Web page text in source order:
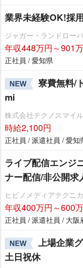
業界未経験OK!採
ジャガー・ランドロー
年収448万円～901
正社員 / 愛知県
NEW
寮費無料/
mi
株式会社テクノスマイル
時給2,100円
正社員 / 派遣社員 / 愛知
ライブ配信エンジ
ナー配信/非公開求
ヒビノメディアテクニ
年収400万円～600
正社員 / 派遣社員 / 大阪
NEW
上場企業
土日祝休